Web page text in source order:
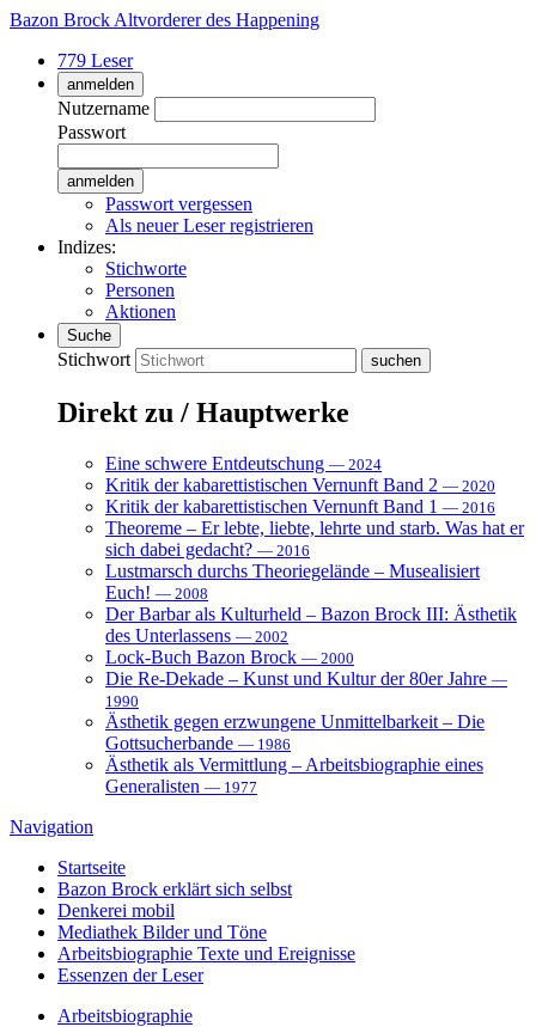
Bazon Brock Altvorderer des Happening
779 Leser
anmelden
Nutzername
Passwort
Passwort vergessen
Als neuer Leser registrieren
Indizes:
Stichworte
Personen
Aktionen
Suche
Stichwort
Direkt zu / Hauptwerke
Eine schwere Entdeutschung — 2024
Kritik der kabarettistischen Vernunft Band 2 — 2020
Kritik der kabarettistischen Vernunft Band 1 — 2016
Theoreme – Er lebte, liebte, lehrte und starb. Was hat er
sich dabei gedacht? — 2016
Lustmarsch durchs Theoriegelände – Musealisiert
Euch! — 2008
Der Barbar als Kulturheld – Bazon Brock III: Ästhetik
des Unterlassens — 2002
Lock-Buch Bazon Brock — 2000
Die Re-Dekade – Kunst und Kultur der 80er Jahre —
1990
Ästhetik gegen erzwungene Unmittelbarkeit – Die
Gottsucherbande — 1986
Ästhetik als Vermittlung – Arbeitsbiographie eines
Generalisten — 1977
Navigation
Startseite
Bazon Brock erklärt sich selbst
Denkerei mobil
Mediathek Bilder und Töne
Arbeitsbiographie Texte und Ereignisse
Essenzen der Leser
Arbeitsbiographie